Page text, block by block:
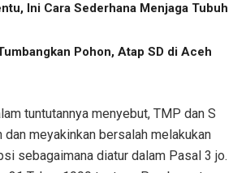
Ini Cara Sederhana Menjaga Tubuh
Pohon, Atap SD di Aceh
tuntutannya menyebut, TMP dan S
meyakinkan bersalah melakukan
sebagaimana diatur dalam Pasal 3 jo.